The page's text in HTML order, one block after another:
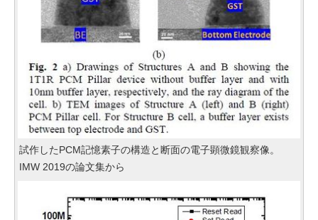
試作したPCM記憶素子の構造と断面の電子顕微鏡観察像。
IMW 2019の論文集から